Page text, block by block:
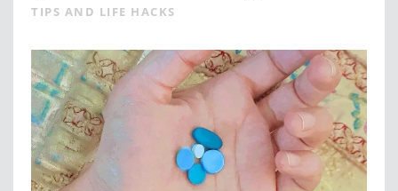
TIPS AND LIFE HACKS